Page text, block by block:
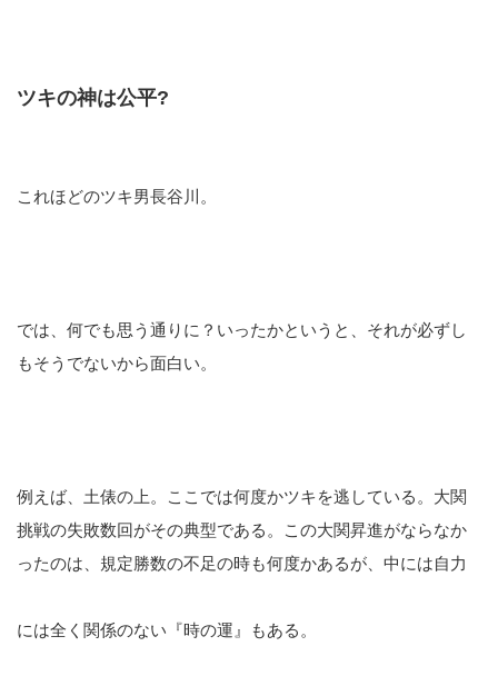
ツキの神は公平?
これほどのツキ男長谷川。
では、何でも思う通りに？いったかというと、それが必ずし
もそうでないから面白い。
例えば、土俵の上。ここでは何度かツキを逃している。大関
挑戦の失敗数回がその典型である。この大関昇進がならなか
ったのは、規定勝数の不足の時も何度かあるが、中には自力
には全く関係のない『時の運』もある。